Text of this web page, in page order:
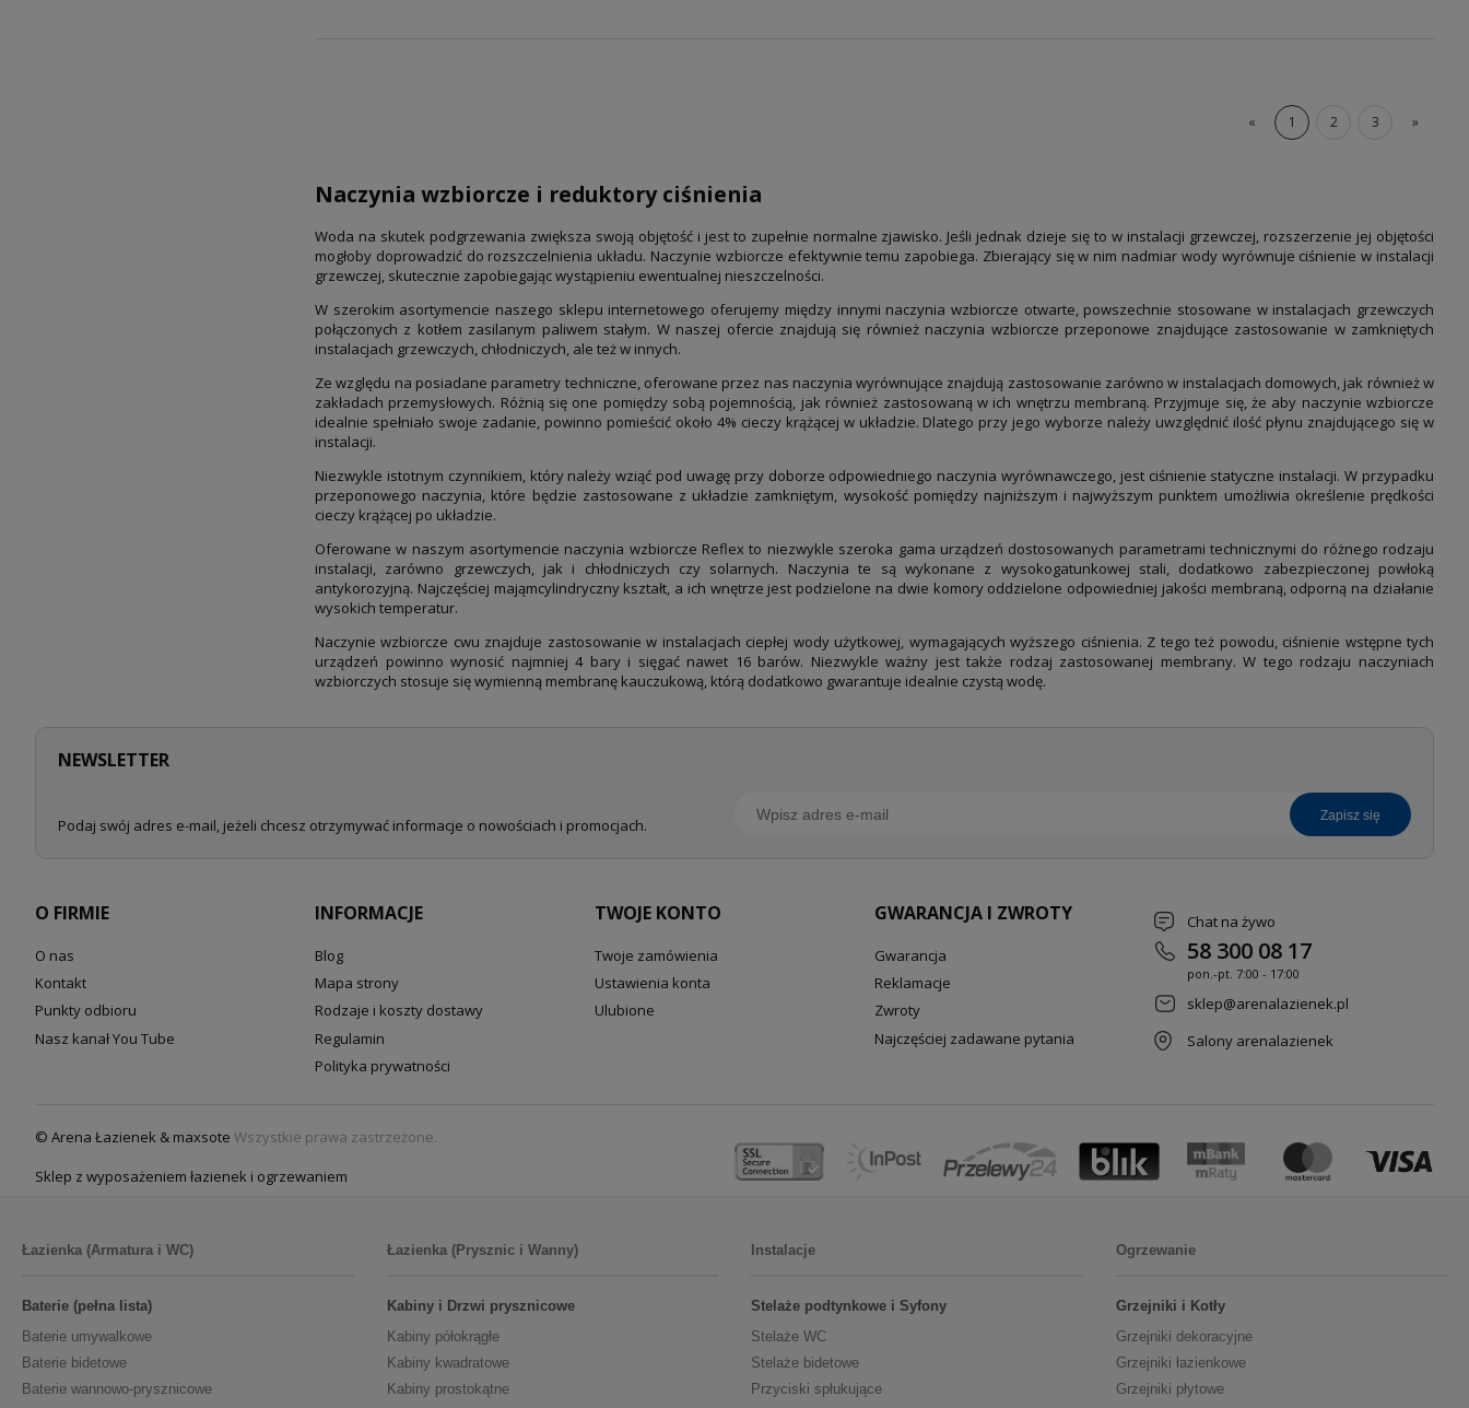
« 1 2 3 »
Naczynia wzbiorcze i reduktory ciśnienia
Woda na skutek podgrzewania zwiększa swoją objętość i jest to zupełnie normalne zjawisko. Jeśli jednak dzieje się to w instalacji grzewczej, rozszerzenie jej objętości
mogłoby doprowadzić do rozszczelnienia układu. Naczynie wzbiorcze efektywnie temu zapobiega. Zbierający się w nim nadmiar wody wyrównuje ciśnienie w instalacji
grzewczej, skutecznie zapobiegając wystąpieniu ewentualnej nieszczelności.
W szerokim asortymencie naszego sklepu internetowego oferujemy między innymi naczynia wzbiorcze otwarte, powszechnie stosowane w instalacjach grzewczych
połączonych z kotłem zasilanym paliwem stałym. W naszej ofercie znajdują się również naczynia wzbiorcze przeponowe znajdujące zastosowanie w zamkniętych
instalacjach grzewczych, chłodniczych, ale też w innych.
Ze względu na posiadane parametry techniczne, oferowane przez nas naczynia wyrównujące znajdują zastosowanie zarówno w instalacjach domowych, jak również w
zakładach przemysłowych. Różnią się one pomiędzy sobą pojemnością, jak również zastosowaną w ich wnętrzu membraną. Przyjmuje się, że aby naczynie wzbiorcze
idealnie spełniało swoje zadanie, powinno pomieścić około 4% cieczy krążącej w układzie. Dlatego przy jego wyborze należy uwzględnić ilość płynu znajdującego się w
instalacji.
Niezwykle istotnym czynnikiem, który należy wziąć pod uwagę przy doborze odpowiedniego naczynia wyrównawczego, jest ciśnienie statyczne instalacji. W przypadku
przeponowego naczynia, które będzie zastosowane z układzie zamkniętym, wysokość pomiędzy najniższym i najwyższym punktem umożliwia określenie prędkości
cieczy krążącej po układzie.
Oferowane w naszym asortymencie naczynia wzbiorcze Reflex to niezwykle szeroka gama urządzeń dostosowanych parametrami technicznymi do różnego rodzaju
instalacji, zarówno grzewczych, jak i chłodniczych czy solarnych. Naczynia te są wykonane z wysokogatunkowej stali, dodatkowo zabezpieczonej powłoką
antykorozyjną. Najczęściej mająmcylindryczny kształt, a ich wnętrze jest podzielone na dwie komory oddzielone odpowiedniej jakości membraną, odporną na działanie
wysokich temperatur.
Naczynie wzbiorcze cwu znajduje zastosowanie w instalacjach ciepłej wody użytkowej, wymagających wyższego ciśnienia. Z tego też powodu, ciśnienie wstępne tych
urządzeń powinno wynosić najmniej 4 bary i sięgać nawet 16 barów. Niezwykle ważny jest także rodzaj zastosowanej membrany. W tego rodzaju naczyniach
wzbiorczych stosuje się wymienną membranę kauczukową, którą dodatkowo gwarantuje idealnie czystą wodę.
NEWSLETTER
Podaj swój adres e-mail, jeżeli chcesz otrzymywać informacje o nowościach i promocjach.
zapisz się
O FIRMIE
O nas
Kontakt
Punkty odbioru
Nasz kanał You Tube
INFORMACJE
Blog
Mapa strony
Rodzaje i koszty dostawy
Regulamin
Polityka prywatności
TWOJE KONTO
Twoje zamówienia
Ustawienia konta
Ulubione
GWARANCJA I ZWROTY
Gwarancja
Reklamacje
Zwroty
Najczęściej zadawane pytania
Chat na żywo
58 300 08 17
pon.-pt. 7:00 - 17:00
sklep@arenalazienek.pl
Salony arenalazienek
© Arena Łazienek & maxsote Wszystkie prawa zastrzeżone.
Sklep z wyposażeniem łazienek i ogrzewaniem
Łazienka (Armatura i WC)
Baterie (pełna lista)
Baterie umywalkowe
Baterie bidetowe
Baterie wannowo-prysznicowe
Łazienka (Prysznic i Wanny)
Kabiny i Drzwi prysznicowe
Kabiny półokrągłe
Kabiny kwadratowe
Kabiny prostokątne
Instalacje
Stelaże podtynkowe i Syfony
Stelaże WC
Stelaże bidetowe
Przyciski spłukujące
Ogrzewanie
Grzejniki i Kotły
Grzejniki dekoracyjne
Grzejniki łazienkowe
Grzejniki płytowe